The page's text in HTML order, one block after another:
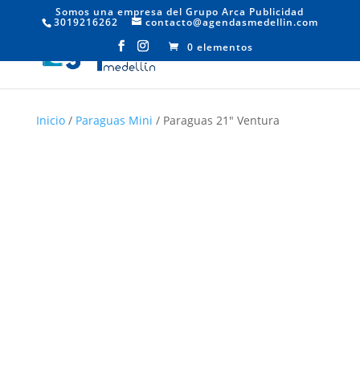
Somos una empresa del Grupo Arca Publicidad
3019216262
contacto@agendasmedellin.com
0 elementos
Inicio/ Paraguas Mini / Paraguas 21″ Ventura